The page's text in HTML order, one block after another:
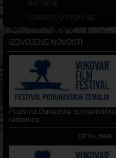
MATINEJE
EUROPO, OTVORI SE
IZDVOJENE NOVOSTI
Poziv na Dunavsku scenarističku
radionicu
DETALJNIJE